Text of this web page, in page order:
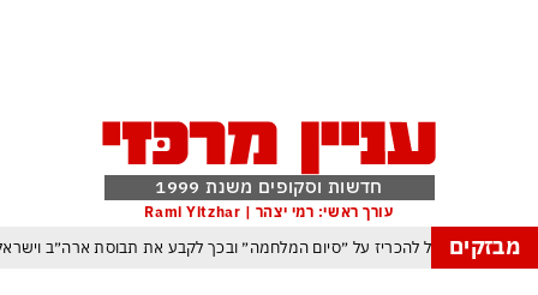
חדשות וסקופים משנת 1999
עורך ראשי: רמי יצהר | Rami Yitzhar
מבזקים
וטראמפ שוקל להכריז על ״סיום המלחמה״ ובכך לקבע את תבוסת ארה״ב